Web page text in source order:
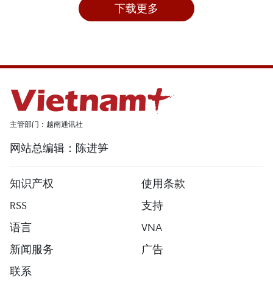
下载更多
主管部门：越南通讯社
网站总编辑：陈进笋
知识产权
使用条款
RSS
支持
语言
VNA
新闻服务
广告
联系